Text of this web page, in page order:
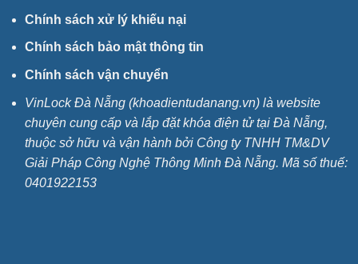
Chính sách xử lý khiếu nại
Chính sách bảo mật thông tin
Chính sách vận chuyển
VinLock Đà Nẵng (khoadientudanang.vn) là website
chuyên cung cấp và lắp đặt khóa điện tử tại Đà Nẵng,
thuộc sở hữu và vận hành bởi Công ty TNHH TM&DV
Giải Pháp Công Nghệ Thông Minh Đà Nẵng. Mã số thuế:
0401922153